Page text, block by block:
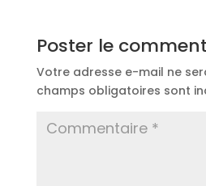
Poster le
Votre adresse e-mail ne
champs obligatoires sont